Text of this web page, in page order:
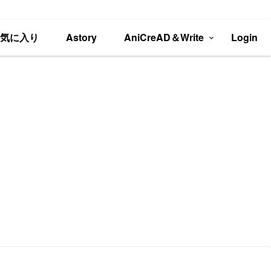
に入り Astory AniCreAD＆Write Login